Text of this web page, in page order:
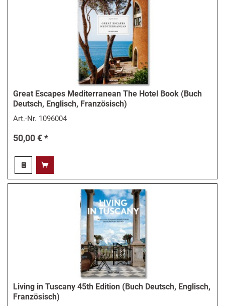
Great Escapes Mediterranean The Hotel Book (Buch
Deutsch, Englisch, Französisch)
Art.-Nr. 1096004
50,00 € *
Living in Tuscany 45th Edition (Buch Deutsch, Englisch,
Französisch)